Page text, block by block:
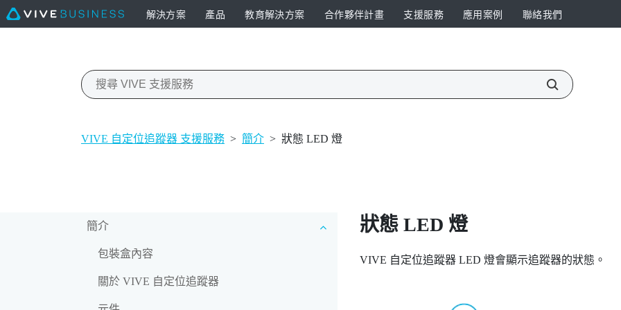
解決方案 產品 教育解決方案 合作夥伴計畫 支援服務 應用案例 聯絡我們
VIVE 自定位追蹤器 支援服務 > 簡介 > 狀態 LED 燈
簡介
包裝盒內容
關於 VIVE 自定位追蹤器
狀態 LED 燈
VIVE 自定位追蹤器LED 燈會顯示追蹤器的狀態。